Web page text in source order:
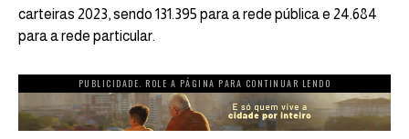
carteiras 2023, sendo 131.395 para a rede pública e 24.684
para a rede particular.
PUBLICIDADE. ROLE A PÁGINA PARA CONTINUAR LENDO